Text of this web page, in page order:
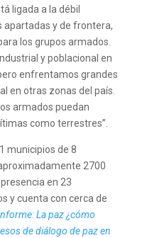
ligada a la débil
apartadas y de frontera,
los grupos armados.
y poblacional en
enfrentamos grandes
en otras zonas del país.
armados puedan
como terrestres”.
municipios de 8
2700
en 23
y cuenta con cerca de
La paz ¿cómo
de diálogo de paz en